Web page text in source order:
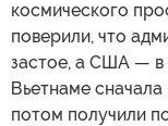
космического
поверили, что
застое, а США — в
Вьетнаме
потом получили